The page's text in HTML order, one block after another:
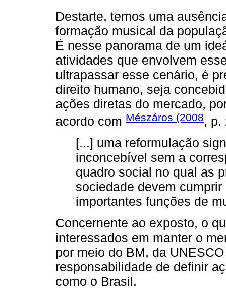
Destarte, temos uma
formação musical da
É nesse panorama de um
atividades que envolvem
ultrapassar esse cenário, é
direito humano, seja
ações diretas do mercado,
acordo com Mészáros (2008, p.
[...] uma reformulação
inconcebível sem a
quadro social no qual as
sociedade devem
importantes funções de
Concernente ao exposto, o
interessados em manter o
por meio do BM, da
responsabilidade de definir
como o Brasil.